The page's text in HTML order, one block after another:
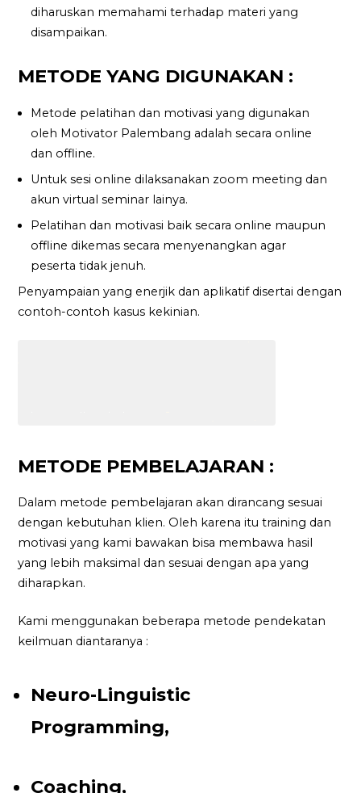
diharuskan memahami terhadap materi yang
disampaikan.
METODE YANG DIGUNAKAN :
Metode pelatihan dan motivasi yang digunakan
oleh Motivator Palembang adalah secara online
dan offline.
Untuk sesi online dilaksanakan zoom meeting dan
akun virtual seminar lainya.
Pelatihan dan motivasi baik secara online maupun
offline dikemas secara menyenangkan agar
peserta tidak jenuh.
Penyampaian yang enerjik dan aplikatif disertai dengan
contoh-contoh kasus kekinian.
METODE PEMBELAJARAN :
Dalam metode pembelajaran akan dirancang sesuai
dengan kebutuhan klien. Oleh karena itu training dan
motivasi yang kami bawakan bisa membawa hasil
yang lebih maksimal dan sesuai dengan apa yang
diharapkan.
Kami menggunakan beberapa metode pendekatan
keilmuan diantaranya :
Neuro-Linguistic
Programming,
Coaching,